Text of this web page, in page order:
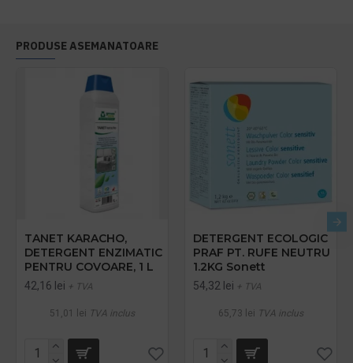
PRODUSE ASEMANATOARE
TANET KARACHO,
DETERGENT ENZIMATIC
PENTRU COVOARE, 1 L
42,16 lei + TVA
51,01 lei TVA inclus
DETERGENT ECOLOGIC
PRAF PT. RUFE NEUTRU
1.2KG Sonett
54,32 lei + TVA
65,73 lei TVA inclus